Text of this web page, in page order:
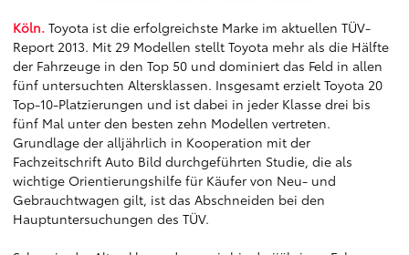
Köln. Toyota ist die erfolgreichste Marke im aktuellen TÜV-
Report 2013. Mit 29 Modellen stellt Toyota mehr als die Hälfte
der Fahrzeuge in den Top 50 und dominiert das Feld in allen
fünf untersuchten Altersklassen. Insgesamt erzielt Toyota 20
Top-10-Platzierungen und ist dabei in jeder Klasse drei bis
fünf Mal unter den besten zehn Modellen vertreten.
Grundlage der alljährlich in Kooperation mit der
Fachzeitschrift Auto Bild durchgeführten Studie, die als
wichtige Orientierungshilfe für Käufer von Neu- und
Gebrauchtwagen gilt, ist das Abschneiden bei den
Hauptuntersuchungen des TÜV.